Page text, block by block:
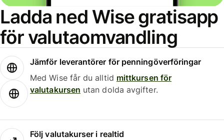
Ladda ned Wise gratisapp
för valutaomvandling
Jämför leverantörer för penningöverföringar
Med Wise får du alltid mittkursen för
valutakursen utan dolda avgifter.
Följ valutakurser i realtid